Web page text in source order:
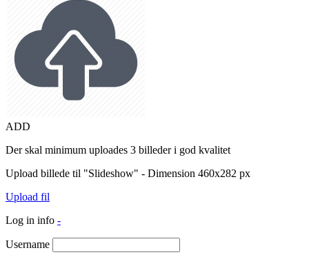
ADD
Der skal minimum uploades 3 billeder i god kvalitet
Upload billede til "Slideshow" - Dimension 460x282 px
Upload fil
Log in info -
Username